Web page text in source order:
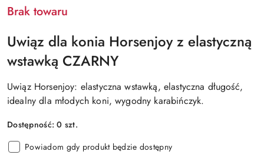
Brak towaru
Uwiąz dla konia Horsenjoy z elastyczną
wstawką CZARNY
Uwiąz Horsenjoy: elastyczna wstawką, elastyczna długość,
idealny dla młodych koni, wygodny karabińczyk.
Dostępność:0 szt.
Powiadom gdy produkt będzie dostępny